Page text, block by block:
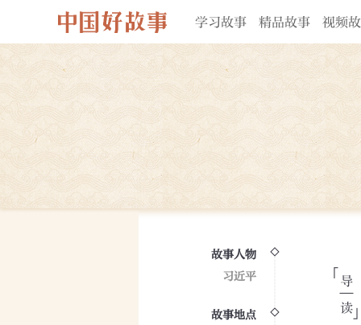
学习故事 精品故事 视频
故事人物
习近平
故事地点